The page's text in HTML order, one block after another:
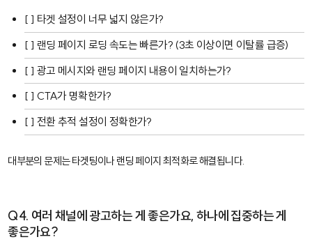
[ ] 타겟 설정이 너무 넓지 않은가?
[ ] 랜딩 페이지 로딩 속도는 빠른가? (3초 이상이면 이탈률 급증)
[ ] 광고 메시지와 랜딩 페이지 내용이 일치하는가?
[ ] CTA가 명확한가?
[ ] 전환 추적 설정이 정확한가?
대부분의 문제는 타겟팅이나 랜딩 페이지 최적화로 해결됩니다.
Q4. 여러 채널에 광고하는 게 좋은가요, 하나에 집중하는 게
좋은가요?